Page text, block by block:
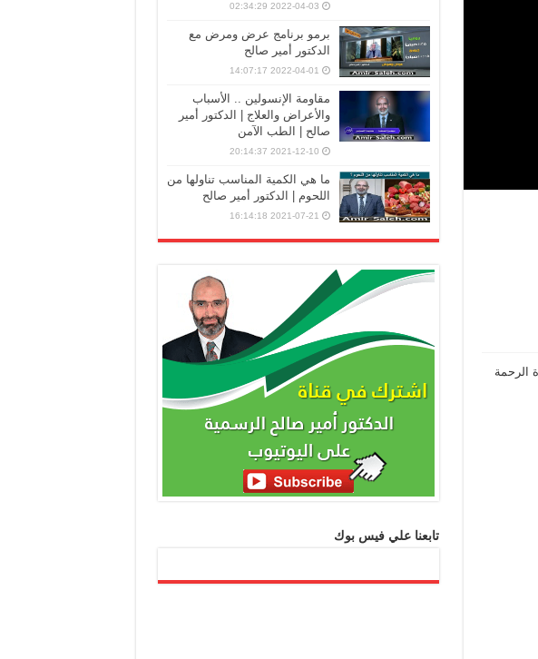
الرحمة
2022-04-03 02:34:29
برمو برنامج عرض ومرض مع
الدكتور أمير صالح
2022-04-01 14:07:17
مقاومة الإنسولين .. الأسباب
والأعراض والعلاج | الدكتور أمير
صالح | الطب الآمن
2021-12-10 20:14:37
ما هي الكمية المناسب تناولها من
اللحوم | الدكتور أمير صالح
2021-07-21 16:14:18
تابعنا علي فيس بوك